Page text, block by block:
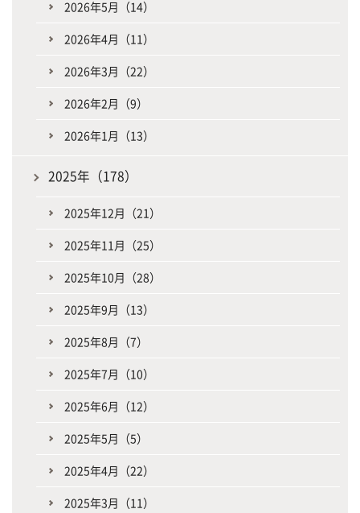
2026年5月（14）
2026年4月（11）
2026年3月（22）
2026年2月（9）
2026年1月（13）
2025年（178）
2025年12月（21）
2025年11月（25）
2025年10月（28）
2025年9月（13）
2025年8月（7）
2025年7月（10）
2025年6月（12）
2025年5月（5）
2025年4月（22）
2025年3月（11）